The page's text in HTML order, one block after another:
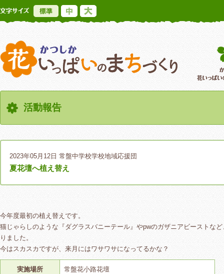
標準
かつしか花い
活動報告
2023年05月12日 常盤中学校学校地域応援団
夏花壇へ植え替え
今年度最初の植え替えです。
猫じゃらしのような『ダグラスバニーテール』やpwのガザニアビーストな
りました。
今はスカスカですが、来月にはワサワサになってるかな？
実施場所 常盤花小路花壇